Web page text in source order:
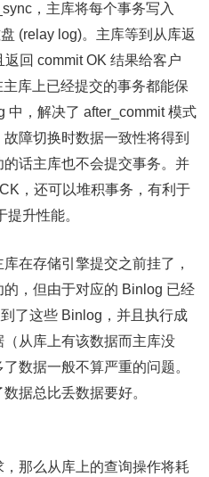
，主库将每个事务写入
(relay log)。主库等到从库返
回 commit OK 结果给客户
库上已经提交的事务都能保
中，解决了 after_commit 模式
障切换时数据一致性将得到
话主库也不会提交事务。并
，还可以堆积事务，有利于
升性能。
在存储引擎提交之前挂了，
，但由于对应的 Binlog 已经
了这些 Binlog，并且执行成
从库上有该数据而主库没
数据一般不算严重的问题。
据总比丢数据要好。
那么从库上的查询操作将耗